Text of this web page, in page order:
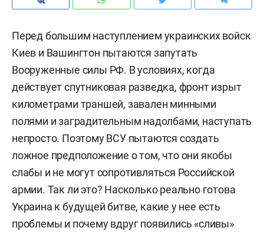
Перед большим наступлением украинских войск
Киев и Вашингтон пытаются запутать
Вооруженные силы РФ. В условиях, когда
действует спутниковая разведка, фронт изрыт
километрами траншей, завален минными
полями и заградительным надолбами, наступать
непросто. Поэтому ВСУ пытаются создать
ложное предположение о том, что они якобы
слабы и не могут сопротивляться Российской
армии. Так ли это? Насколько реально готова
Украина к будущей битве, какие у нее есть
проблемы и почему вдруг появились «сливы»